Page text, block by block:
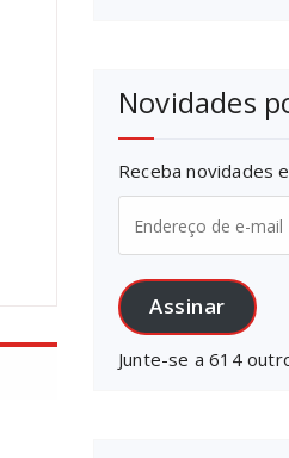
Novidades
Receba novidades
de
e-
mail
Assinar
Junte-se a 614